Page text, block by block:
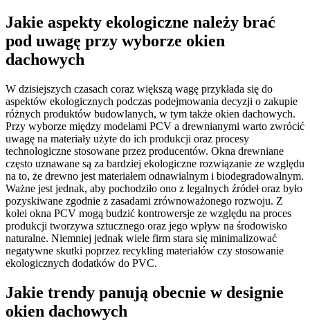
Jakie aspekty ekologiczne należy brać
pod uwagę przy wyborze okien
dachowych
W dzisiejszych czasach coraz większą wagę przykłada się do
aspektów ekologicznych podczas podejmowania decyzji o zakupie
różnych produktów budowlanych, w tym także okien dachowych.
Przy wyborze między modelami PCV a drewnianymi warto zwrócić
uwagę na materiały użyte do ich produkcji oraz procesy
technologiczne stosowane przez producentów. Okna drewniane
często uznawane są za bardziej ekologiczne rozwiązanie ze względu
na to, że drewno jest materiałem odnawialnym i biodegradowalnym.
Ważne jest jednak, aby pochodziło ono z legalnych źródeł oraz było
pozyskiwane zgodnie z zasadami zrównoważonego rozwoju. Z
kolei okna PCV mogą budzić kontrowersje ze względu na proces
produkcji tworzywa sztucznego oraz jego wpływ na środowisko
naturalne. Niemniej jednak wiele firm stara się minimalizować
negatywne skutki poprzez recykling materiałów czy stosowanie
ekologicznych dodatków do PVC.
Jakie trendy panują obecnie w designie
okien dachowych